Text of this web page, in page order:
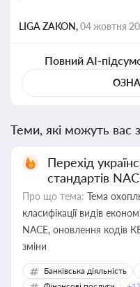
LIGA ZAKON,04 жовтня
Повний AI-
Теми, які можуть вас
Перехід
стандартів
Про що тема: Тема
класифікації видів
NACE, оновлення кодів
зміни
Банківська діяльність